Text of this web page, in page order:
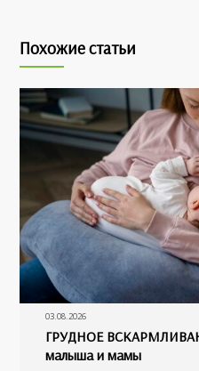
Похожие статьи
03.08.2026
ГРУДНОЕ
малыша и мамы